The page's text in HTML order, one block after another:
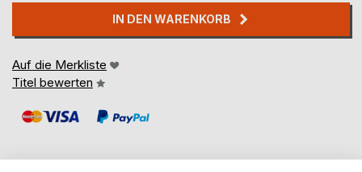
IN DEN WARENKORB
Auf die Merkliste
Titel bewerten